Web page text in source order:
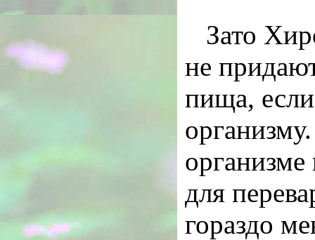
Зато
не
пища, если
для
гораздо